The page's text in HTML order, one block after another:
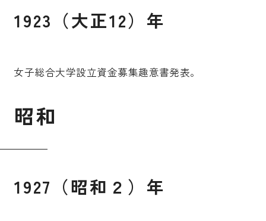
1923（大正12）年
女子総合大学設立資金募集趣意書発表。
昭和
1927（昭和２）年